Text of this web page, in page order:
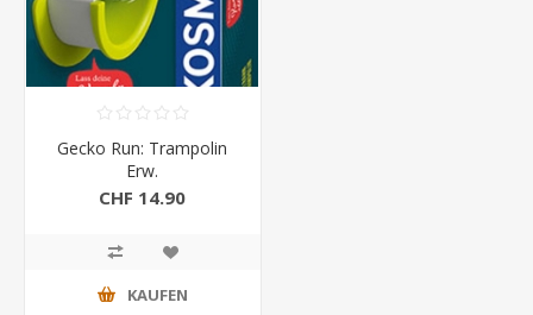
Gecko Run: Trampolin
Erw.
CHF 14.90
KAUFEN